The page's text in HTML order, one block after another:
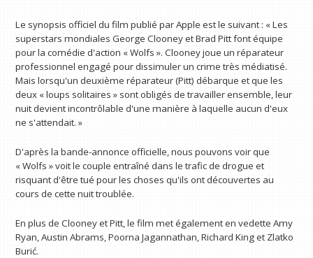
Le synopsis officiel du film publié par Apple est le suivant : « Les
superstars mondiales George Clooney et Brad Pitt font équipe
pour la comédie d'action « Wolfs ». Clooney joue un réparateur
professionnel engagé pour dissimuler un crime très médiatisé.
Mais lorsqu'un deuxième réparateur (Pitt) débarque et que les
deux « loups solitaires » sont obligés de travailler ensemble, leur
nuit devient incontrôlable d'une manière à laquelle aucun d'eux
ne s'attendait. »
D'après la bande-annonce officielle, nous pouvons voir que
« Wolfs » voit le couple entraîné dans le trafic de drogue et
risquant d'être tué pour les choses qu'ils ont découvertes au
cours de cette nuit troublée.
En plus de Clooney et Pitt, le film met également en vedette Amy
Ryan, Austin Abrams, Poorna Jagannathan, Richard King et Zlatko
Burić.